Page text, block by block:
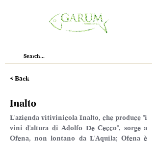
< Back
Inalto
L'azienda vitivinicola Inalto, che produce "i
vini d'altura di Adolfo De Cecco", sorge a
Ofena, non lontano da L'Aquila; Ofena è